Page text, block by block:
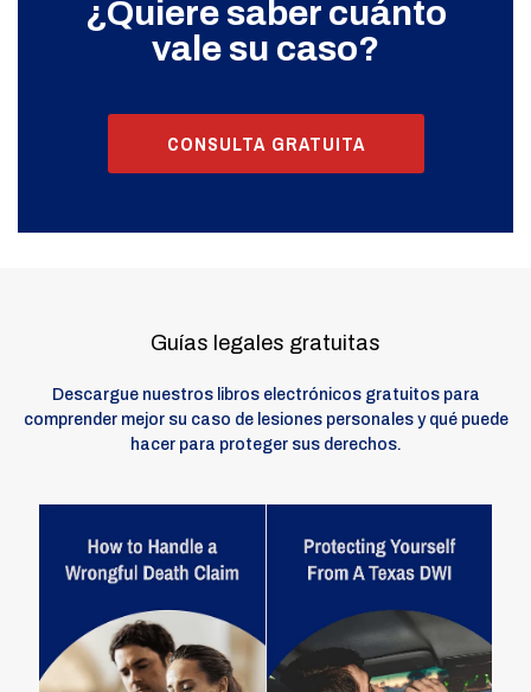
¿Quiere saber cuánto
vale su caso?
CONSULTA GRATUITA
Guías legales gratuitas
Descargue nuestros libros electrónicos gratuitos para
comprender mejor su caso de lesiones personales y qué puede
hacer para proteger sus derechos.